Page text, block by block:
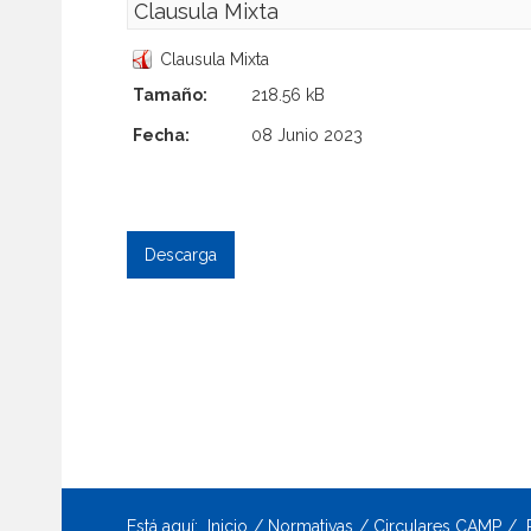
Clausula Mixta
Clausula Mixta
Tamaño:
218.56 kB
Fecha: 08 Junio 2023
Está aquí: Inicio Normativas Circulares CAMP